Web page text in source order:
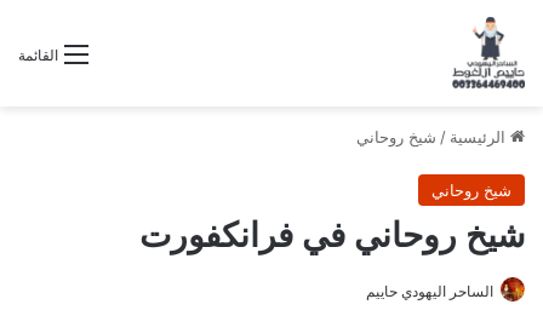
القائمة
الرئيسية / شيخ روحاني
شيخ روحاني
شيخ روحاني في فرانكفورت
الساحر اليهودي حاييم